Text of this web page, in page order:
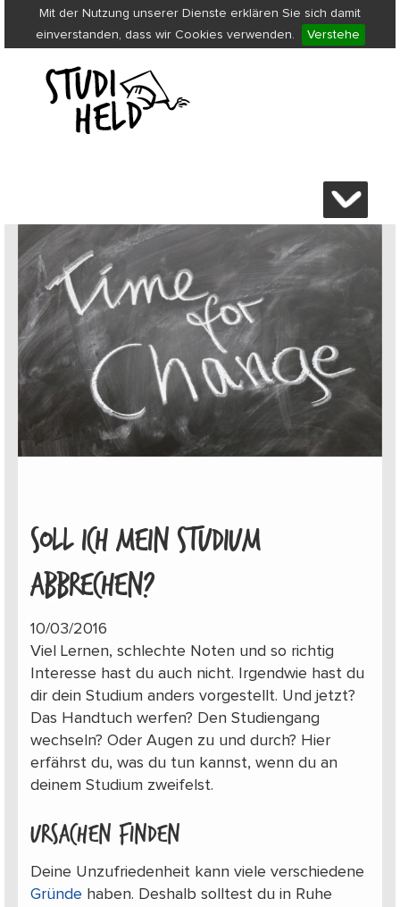
Mit der Nutzung unserer Dienste erklären Sie sich damit
einverstanden, dass wir Cookies verwenden.
Verstehe
SOLL ICH MEIN STUDIUM
ABBRECHEN?
10/03/2016
Viel Lernen, schlechte Noten und so richtig
Interesse hast du auch nicht. Irgendwie hast du
dir dein Studium anders vorgestellt. Und jetzt?
Das Handtuch werfen? Den Studiengang
wechseln? Oder Augen zu und durch? Hier
erfährst du, was du tun kannst, wenn du an
deinem Studium zweifelst.
Ursachen finden
Deine Unzufriedenheit kann viele verschiedene
Gründe haben. Deshalb solltest du in Ruhe